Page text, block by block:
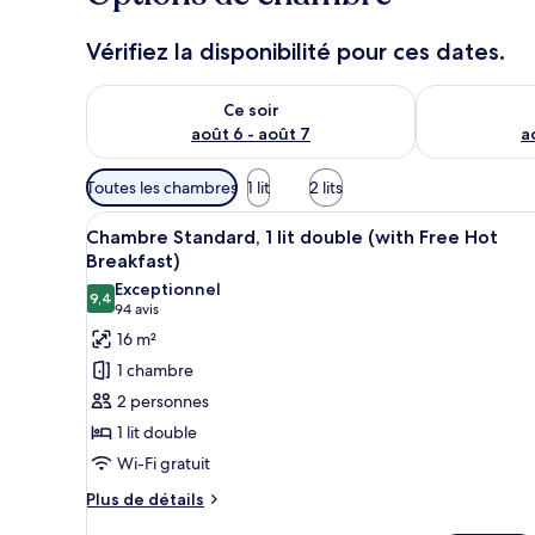
Vérifiez la disponibilité pour ces dates.
Ce soir
août 6 - août 7
Vérifier la disponibilité pour ce soir août 6 - août 7
Vérifier la
Filtres
disponibles
pour
les
chambres
Toutes les chambres 1 lit 2 lits
Afficher
toutes
les
photos
pour
ce
type
de
chambre :
Chambre
Standard,
Une chambre d’hôtel
7
Chambre Standard, 1 lit double (with Free Hot
Breakfast)
9,49,4 sur 10
Exceptionnel
94 avis
(94 avis)
16 m²
1 chambre
2 personnes
1 lit double
Wi-Fi gratuit
Plus de détails
Plus